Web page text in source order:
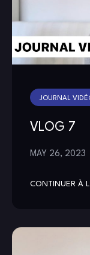
JOURNAL
VLOG 7
MAY 26, 2023
CONTINUER À